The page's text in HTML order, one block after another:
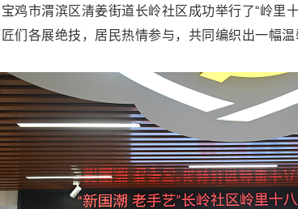
宝鸡市渭滨区清姜街道长岭社区成功举行了“岭里
们各展绝技，居民热情参与，共同编织出一幅温